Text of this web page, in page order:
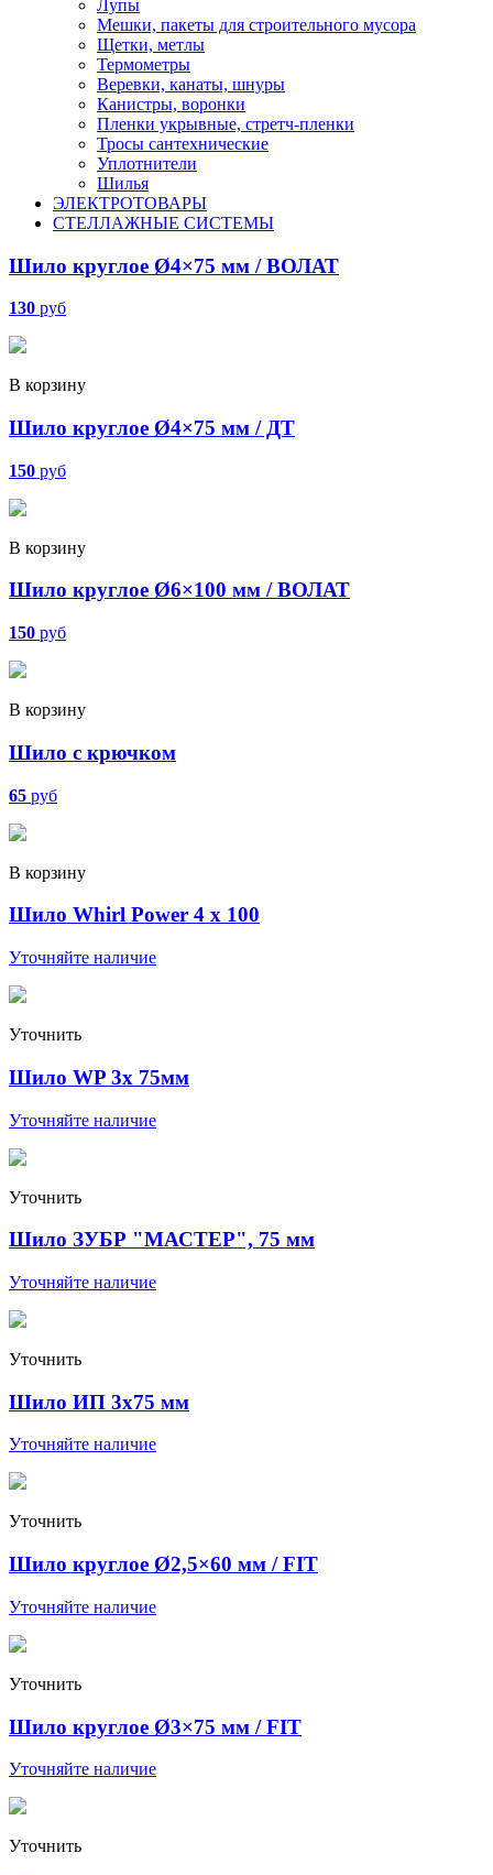
Лупы
Мешки, пакеты для строительного мусора
Щетки, метлы
Термометры
Веревки, канаты, шнуры
Канистры, воронки
Пленки укрывные, стретч-пленки
Тросы сантехнические
Уплотнители
Шилья
ЭЛЕКТРОТОВАРЫ
СТЕЛЛАЖНЫЕ СИСТЕМЫ
Шило круглое Ø4×75 мм / ВОЛАТ
130 руб
В корзину
Шило круглое Ø4×75 мм / ДТ
150 руб
В корзину
Шило круглое Ø6×100 мм / ВОЛАТ
150 руб
В корзину
Шило с крючком
65 руб
В корзину
Шило Whirl Power 4 х 100
Уточняйте наличие
Уточнить
Шило WP 3х 75мм
Уточняйте наличие
Уточнить
Шило ЗУБР "МАСТЕР", 75 мм
Уточняйте наличие
Уточнить
Шило ИП 3x75 мм
Уточняйте наличие
Уточнить
Шило круглое Ø2,5×60 мм / FIT
Уточняйте наличие
Уточнить
Шило круглое Ø3×75 мм / FIT
Уточняйте наличие
Уточнить